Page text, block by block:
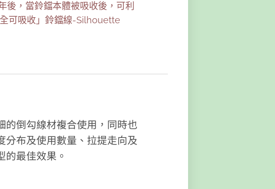
，當鈴鐺本體被吸收後，可利
可吸收」鈴鐺線-Silhouette
的倒勾線材複合使用，同時也
分布及使用數量、拉提走向及
最佳效果。